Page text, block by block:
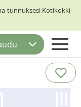
tunnuksesi Kotikokki-